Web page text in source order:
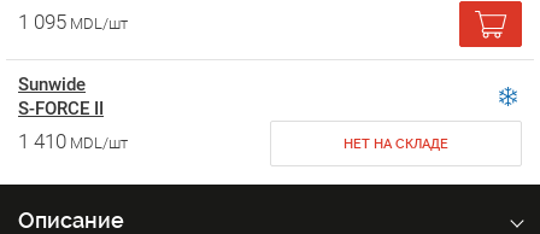
1 095 MDL/шт
Sunwide
S-FORCE II
1 410 MDL/шт НЕТ НА СКЛАДЕ
Описание